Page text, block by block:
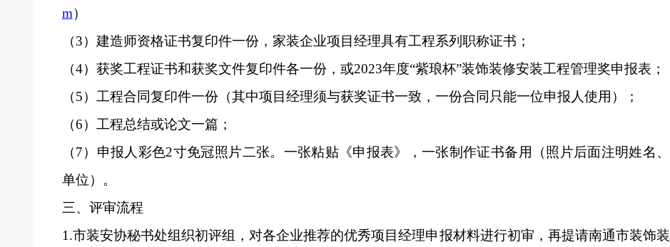
m）
（3）建造师资格证书复印件一份，家装企业项目经理具有工程系列职称证书；
（4）获奖工程证书和获奖文件复印件各一份，或2023年度“紫琅杯”装饰装修安装工程管理奖申报表；
（5）工程合同复印件一份（其中项目经理须与获奖证书一致，一份合同只能一位申报人使用）；
（6）工程总结或论文一篇；
（7）申报人彩色2寸免冠照片二张。一张粘贴《申报表》，一张制作证书备用（照片后面注明姓名、
单位）。
三、评审流程
1.市装安协秘书处组织初评组，对各企业推荐的优秀项目经理申报材料进行初审，再提请南通市装饰装